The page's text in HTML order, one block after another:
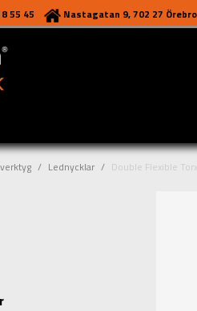
55 45 Nastagatan 9, 702 27 Örebro
Lednycklar Double Flexible